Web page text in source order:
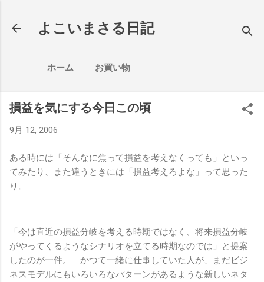
よこいまさる日記
ホーム お買い物
損益を気にする今日この頃
9月 12, 2006
ある時には「そんなに焦って損益を考えなくっても」といっ
てみたり、また違うときには「損益考えろよな」って思った
り。
「今は直近の損益分岐を考える時期ではなく、将来損益分岐
がやってくるようなシナリオを立てる時期なのでは」と提案
したのが一件。 かつて一緒に仕事していた人が、まだビジ
ネスモデルにもいろいろなパターンがあるような新しいネタ